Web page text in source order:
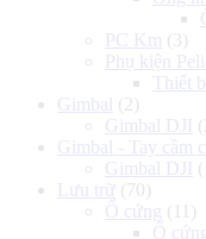
PC Km (3)
Phụ kiện
Thiết
Gimbal (2)
Gimbal DJI
Gimbal - Tay cầm
Gimbal DJI
Lưu trữ (70)
Ổ cứng (11)
Ổ